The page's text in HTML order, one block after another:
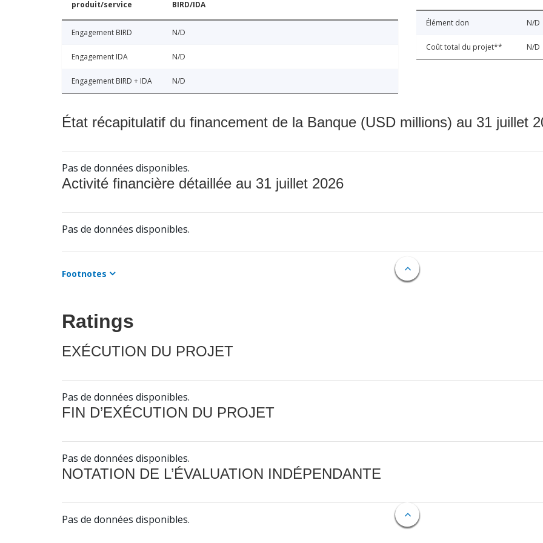
produit/service BIRD/IDA
Engagement BIRD N/D
Engagement IDA N/D
Engagement BIRD + IDA N/D
Élément don N/D
Coût total du projet** N/D
État récapitulatif du financement de la Banque (USD millions) au 31 juillet
Pas de données disponibles.
Activité financière détaillée au 31 juillet 2026
Pas de données disponibles.
Footnotes
Ratings
EXÉCUTION DU PROJET
Pas de données disponibles.
FIN D’EXÉCUTION DU PROJET
Pas de données disponibles.
NOTATION DE L’ÉVALUATION INDÉPENDANTE
Pas de données disponibles.